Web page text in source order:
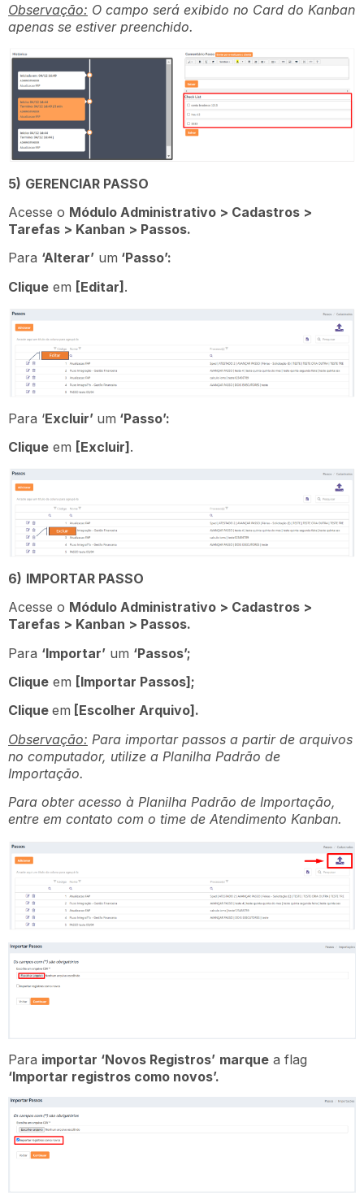
Observação: O campo será exibido no Card do Kanban
apenas se estiver preenchido.
5) GERENCIAR PASSO
Acesse o Módulo Administrativo > Cadastros >
Tarefas > Kanban > Passos.
Para ‘Alterar’ um ‘Passo’:
Clique em [Editar] .
Para ‘Excluir’ um ‘Passo’:
Clique em [Excluir] .
6) IMPORTAR PASSO
Acesse o Módulo Administrativo > Cadastros >
Tarefas > Kanban > Passos.
Para ‘Importar’ um ‘Passos’;
Clique em [Importar Passos];
Clique em [Escolher Arquivo].
Observação: Para importar passos a partir de arquivos
no computador, utilize a Planilha Padrão de
Importação.
Para obter acesso à Planilha Padrão de Importação,
entre em contato com o time de Atendimento Kanban.
Para importar ‘Novos Registros’ marque a flag
‘Importar registros como novos’.